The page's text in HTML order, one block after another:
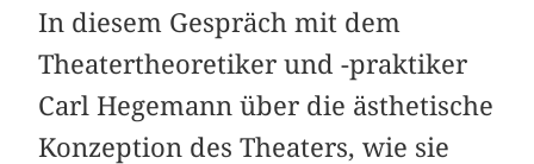
In diesem Gespräch mit dem
Theatertheoretiker und -praktiker
Carl Hegemann über die ästhetische
Konzeption des Theaters, wie sie